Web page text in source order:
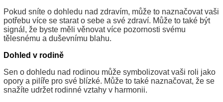
Pokud sníte o dohledu nad zdravím, může to naznačovat vaši
potřebu více se starat o sebe a své zdraví. Může to také být
signál, že byste měli věnovat více pozornosti svému
tělesnému a duševnímu blahu.
Dohled v rodině
Sen o dohledu nad rodinou může symbolizovat vaši roli jako
opory a pilíře pro své blízké. Může to také naznačovat, že se
snažíte udržet rodinné vztahy v harmonii.